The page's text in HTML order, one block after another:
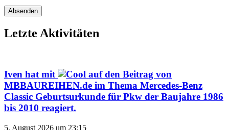
Letzte Aktivitäten
Iven hat mit
auf den Beitrag von
MBBAUREIHEN.de im Thema Mercedes-Benz
Classic Geburtsurkunde für Pkw der Baujahre 1986
bis 2010 reagiert.
5. August 2026 um 23:15